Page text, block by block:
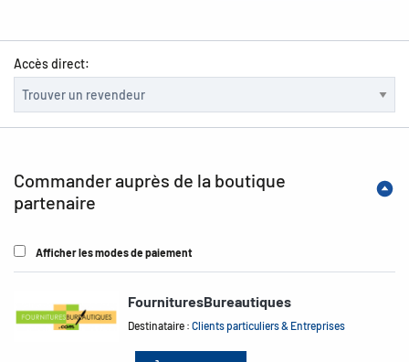
Accès direct:
Commander auprès de la boutique
partenaire
Afficher les modes de paiement
FournituresBureautiques
Destinataire :Clients particuliers & Entreprises